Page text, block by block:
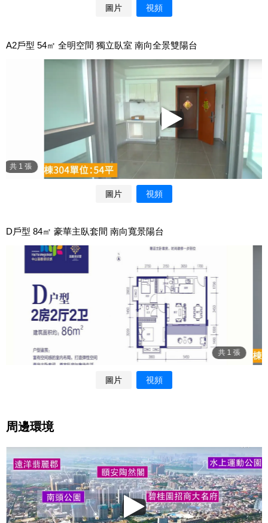
圖片 視頻
A2戶型 54㎡ 全明空間 獨立臥室 南向全景雙陽台
圖片 視頻
D戶型 84㎡ 豪華主臥套間 南向寬景陽台
圖片 視頻
周邊環境